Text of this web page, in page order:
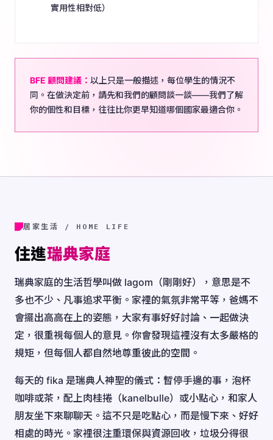
實用性相對低）
BFE 顧問建議： 以上只是一般描述，每位學生的情況不
同。在做決定前，請先和我們的顧問談一談——我們了解
你的個性和目標，往往比你更早知道哪個國家最適合你。
居家生活 / HOME LIFE
住進瑞典家庭
瑞典家庭的生活哲學叫做 lagom（剛剛好），意思是不
多也不少、凡事追求平衡。家裡的氣氛非常平等，爸媽不
會擺出高高在上的姿態，大家有事好好討論、一起做決
定，很重視每個人的意見。你會發現這裡沒有太多嚴格的
規矩，但每個人都自然地尊重彼此的空間。
每天的 fika 是瑞典人神聖的儀式：暫停手邊的事，泡杯
咖啡或茶，配上肉桂捲（kanelbulle）或小點心，和家人
朋友坐下來聊聊天。這不只是吃點心，而是慢下來、好好
相處的時光。家裡很注重環保與資源回收，垃圾分得很